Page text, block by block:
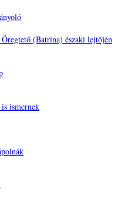
(Batrina) északi lejtőjén
ismernek